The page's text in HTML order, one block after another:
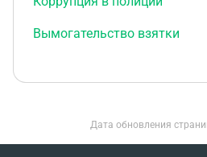
Вымогательство взятки
Дата обновления